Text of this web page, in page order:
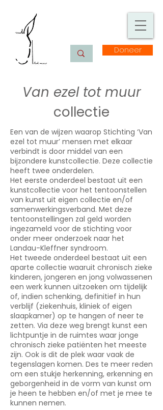
Doneer
Van ezel tot muur
collectie
Een van de wijzen waarop Stichting ‘Van
ezel tot muur’ mensen met elkaar
verbindt is door middel van een
bijzondere kunstcollectie. Deze collectie
heeft twee onderdelen.
Het eerste onderdeel bestaat uit een
kunstcollectie voor het tentoonstellen
van kunst uit eigen collectie en/of
samenwerkingsverband. Met deze
tentoonstellingen zal geld worden
ingezameld voor de stichting voor
onder meer onderzoek naar het
Landau-Kleffner syndroom.
Het tweede onderdeel bestaat uit een
aparte collectie waaruit chronisch zieke
kinderen, jongeren en jong volwassenen
een werk kunnen uitzoeken om tijdelijk
of, indien schenking, definitief in hun
verblijf (ziekenhuis, kliniek of eigen
slaapkamer) op te hangen of neer te
zetten. Via deze weg brengt kunst een
lichtpuntje in de ruimtes waar jonge
chronisch zieke patiënten het meeste
zijn. Ook is dit de plek waar vaak de
tegenslagen komen. Des te meer reden
om een stukje herkenning, erkenning en
geborgenheid in de vorm van kunst om
je heen te hebben en/of met je mee te
kunnen nemen.